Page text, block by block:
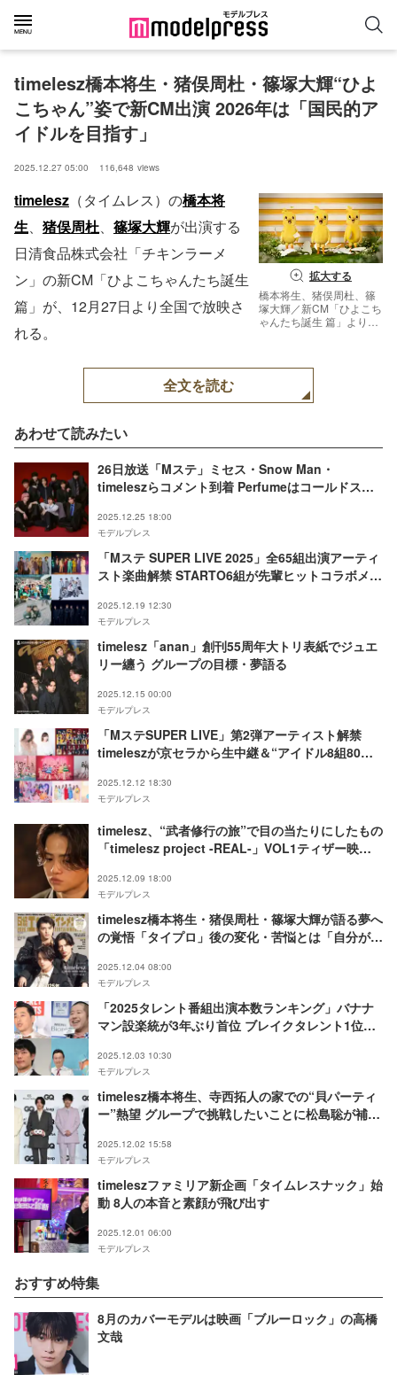
timelesz橋本将生・猪俣周杜・篠塚大輝“ひよ
こちゃん”姿で新CM出演 2026年は「国民的ア
イドルを目指す」
2025.12.27 05:00 116,648 views
拡大する
橋本将生、猪俣周杜、篠
塚大輝／新CM「ひよこち
ゃんたち誕生 篇」より
timelesz （タイムレス）の橋本将
生、 猪俣周杜、 篠塚大輝が出演する
日清食品株式会社「チキンラーメ
ン」の新CM「ひよこちゃんたち誕生
篇」が、12月27日より全国で放映さ
れる。
全文を読む
あわせて読みたい
26日放送「Mステ」ミセス・Snow Man・
timeleszらコメント到着 Perfumeはコールドスリ
2025.12.25 18:00
モデルプレス
「Mステ SUPER LIVE 2025」全65組出演アーティ
スト楽曲解禁 STARTO6組が先輩ヒットコラボメド
2025.12.19 12:30
モデルプレス
timelesz「anan」創刊55周年大トリ表紙でジュエ
リー纏う グループの目標・夢語る
2025.12.15 00:00
モデルプレス
「MステSUPER LIVE」第2弾アーティスト解禁
timeleszが京セラから生中継＆“アイドル8組80
2025.12.12 18:30
モデルプレス
timelesz、“武者修行の旅”で目の当たりにしたもの
「timelesz project -REAL-」VOL1ティザー映像
2025.12.09 18:00
モデルプレス
timelesz橋本将生・猪俣周杜・篠塚大輝が語る夢へ
の覚悟「タイプロ」後の変化・苦悩とは「自分がま
2025.12.04 08:00
モデルプレス
「2025タレント番組出演本数ランキング」バナナ
マン設楽統が3年ぶり首位 ブレイクタレント1位は
2025.12.03 10:30
モデルプレス
timelesz橋本将生、寺西拓人の家での“貝パーティ
ー”熱望 グループで挑戦したいことに松島聡が補足
2025.12.02 15:58
モデルプレス
timeleszファミリア新企画「タイムレスナック」始
動 8人の本音と素顔が飛び出す
2025.12.01 06:00
モデルプレス
おすすめ特集
8月のカバーモデルは映画「ブルーロック」の高橋
文哉